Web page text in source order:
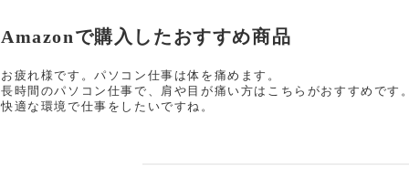
Amazonで購入したおすすめ商品
お疲れ様です。パソコン仕事は体を痛めます。
長時間のパソコン仕事で、肩や目が痛い方はこちらがおすすめです。
快適な環境で仕事をしたいですね。